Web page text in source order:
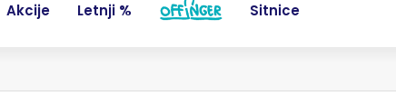
Akcije Letnji % Sitnice